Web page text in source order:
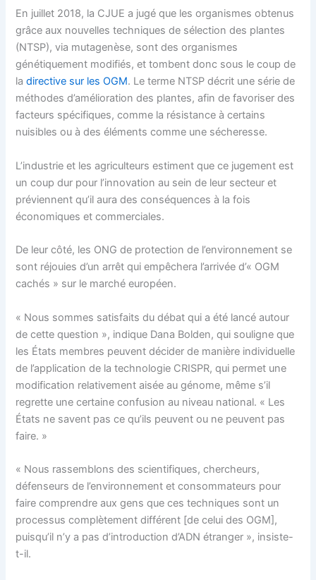
En juillet 2018, la CJUE a jugé que les organismes obtenus
grâce aux nouvelles techniques de sélection des plantes
(NTSP), via mutagenèse, sont des organismes
génétiquement modifiés, et tombent donc sous le coup de
ladirective sur les OGM. Le terme NTSP décrit une série de
méthodes d’amélioration des plantes, afin de favoriser des
facteurs spécifiques, comme la résistance à certains
nuisibles ou à des éléments comme une sécheresse.
L’industrie et les agriculteurs estiment que ce jugement est
un coup dur pour l’innovation au sein de leur secteur et
préviennent qu’il aura des conséquences à la fois
économiques et commerciales.
De leur côté, les ONG de protection de l’environnement se
sont réjouies d’un arrêt qui empêchera l’arrivée d’« OGM
cachés » sur le marché européen.
« Nous sommes satisfaits du débat qui a été lancé autour
de cette question », indique Dana Bolden, qui souligne que
les États membres peuvent décider de manière individuelle
de l’application de la technologie CRISPR, qui permet une
modification relativement aisée au génome, même s’il
regrette une certaine confusion au niveau national. « Les
États ne savent pas ce qu’ils peuvent ou ne peuvent pas
faire. »
« Nous rassemblons des scientifiques, chercheurs,
défenseurs de l’environnement et consommateurs pour
faire comprendre aux gens que ces techniques sont un
processus complètement différent [de celui des OGM],
puisqu’il n’y a pas d’introduction d’ADN étranger », insiste-
t-il.